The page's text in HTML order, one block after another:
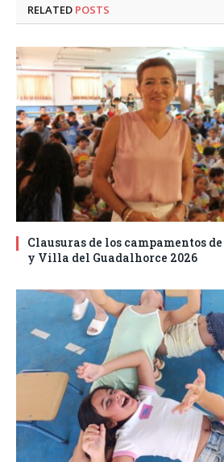
RELATED POSTS
Clausuras de los campamentos
y Villa del Guadalhorce 2026